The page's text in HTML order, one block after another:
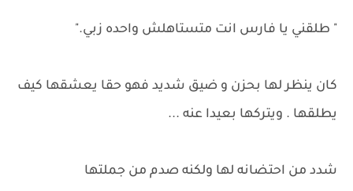
" طلقني يا فارس انت متستاهلش واحده زبي."
كان ينظر لها بحزن و ضيق شديد فهو حقا يعشقها كيف
يطلقها . ويتركها بعيدا عنه ...
شدد من احتضانه لها ولكنه صدم من جملتها